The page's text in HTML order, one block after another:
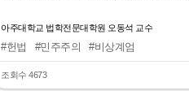
아주대학교 법학전문대학원 오동석 교수
#헌법 #민주주의 #비상계엄
조회수 4673